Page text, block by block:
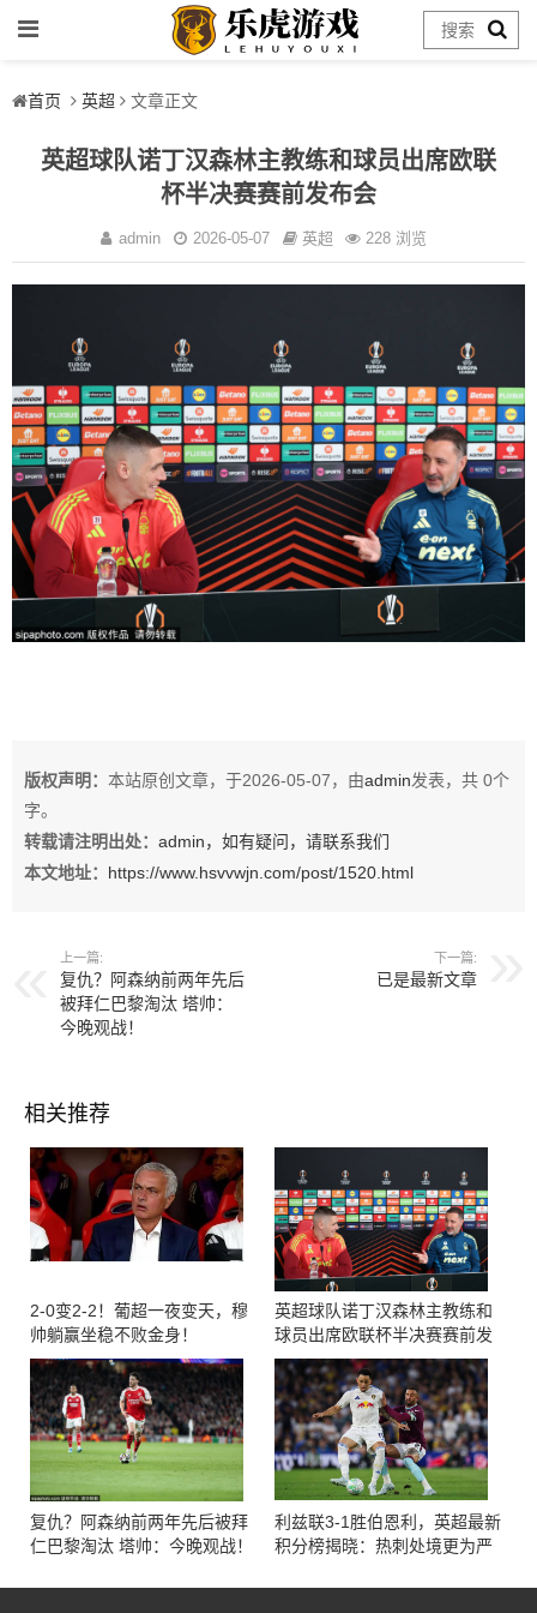
首页 英超 文章正文
英超球队诺丁汉森林主教练和球员出席欧联
杯半决赛赛前发布会
admin 2026-05-07 英超 228 浏览
版权声明： 本站原创文章，于2026-05-07，由admin发表，共 0个
字。
转载请注明出处： admin，如有疑问，请联系我们
本文地址： https://www.hsvvwjn.com/post/1520.html
上一篇:
复仇？阿森纳前两年先后
被拜仁巴黎淘汰 塔帅：
今晚观战！
下一篇:
已是最新文章
相关推荐
2-0变2-2！葡超一夜变天，穆
帅躺赢坐稳不败金身！
英超球队诺丁汉森林主教练和
球员出席欧联杯半决赛赛前发
布会
复仇？阿森纳前两年先后被拜
仁巴黎淘汰 塔帅：今晚观战！
利兹联3-1胜伯恩利，英超最新
积分榜揭晓：热刺处境更为严